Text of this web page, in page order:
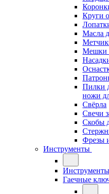
Круги
Масла
Мешки
Пилки
ножи
Свёрла
Свечи
Скобы
Фрезы
Инструменты
Инструменты
Гаечные